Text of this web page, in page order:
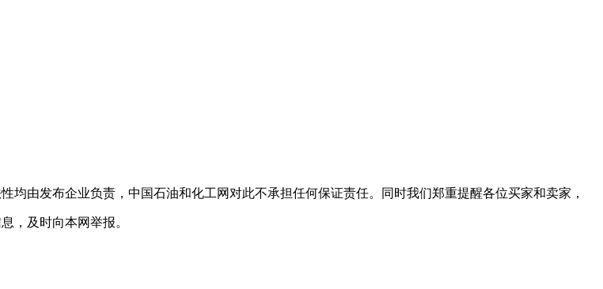
由发布企业负责，中国石油和化工网对此不承担任何保证责任。同时我们郑重提醒各位买家和卖家，
，及时向本网举报。